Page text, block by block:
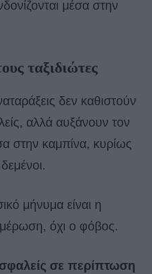
μέσα στην
ταξιδιώτες
δεν καθιστούν
αλλά αυξάνουν τον
στην καμπίνα, κυρίως
μήνυμα είναι η
όχι ο φόβος.
σε περίπτωση